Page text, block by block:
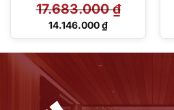
TCF23710AAA C2 Simple
17.683.000₫
Giá
14.146.000₫
Giá